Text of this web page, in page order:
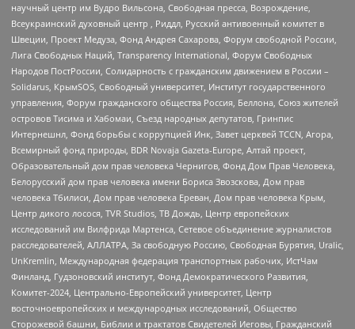
научный центр им Вудро Вильсона, Свободная пресса, Возрождение,
Всеукраинский духовный центр , Риддл, Русский антивоенный комитет в
Швеции, Проект Медуза, Фонд Андрея Сахарова, Форум свободной России,
Лига Свободных Наций, Transparеncy International, Форум Свободных
Народов ПостРоссии, Солидарность с гражданским движением в России –
Solidarus, КрымSOS, Свободный университет, Институт государственного
управления, Форум гражданского общества Россия, Беллона, Союз жителей
островов Тисима и Хабомаи, Съезд народных депутатов, Гринпис
Интернешнл, Фонд борьбы с коррупцией Инк, Завет церквей TCCN, Агора,
Всемирный фонд природы, BDR Novaja Gazeta-Europe, Алтай проект,
Образовательный дом прав человека Чернигов, Фонд Дом Прав Человека,
Белорусский дом прав человека имени Бориса Звозскова, Дом прав
человека Тбилиси, Дом прав человека Ереван, Дом прав человека Крым,
Центр дикого лосося, TVR Studios, ТВ Дождь, Центр европейских
исследований им Вилфрида Мартенса, Сетевое объединение журналистов
расследователей, АЛЛАТРА, За свободную Россию, Свободная Бурятия, Uralic,
UnKremlin, Международная федерация транспортных рабочих, ИстЧам
Финланд, Гудзоновский институт, Фонд Демократического Развития,
Комитет-2024, Центрально-Европейский университет, Центр
восточноевропейских и международных исследований, Общество
Сторожевой башни, Библии и трактатов Свидетелей Иеговы, Гражданский